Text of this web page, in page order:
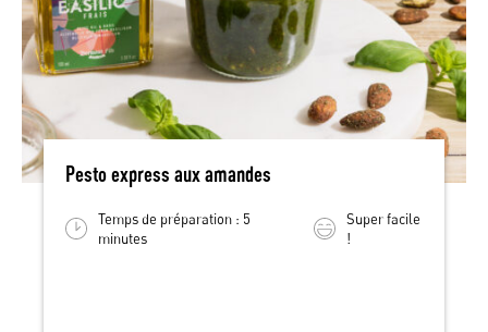
Pesto express aux amandes
Temps de préparation : 5
minutes
Super facile
!